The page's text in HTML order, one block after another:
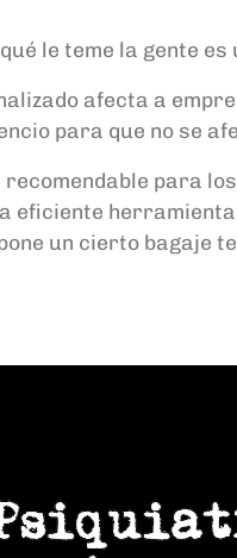
le teme la gente
afecta a
para que no se
para
eficiente
un cierto bagaje